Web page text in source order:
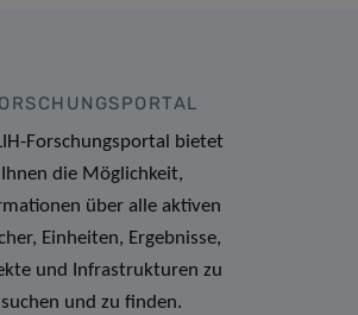
Forschungsportal bietet
Ihnen die Möglichkeit,
über alle aktiven
Einheiten, Ergebnisse,
und Infrastrukturen zu
suchen und zu finden.